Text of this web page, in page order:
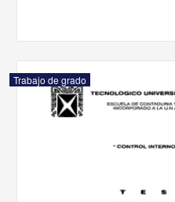
Trabajo de grado